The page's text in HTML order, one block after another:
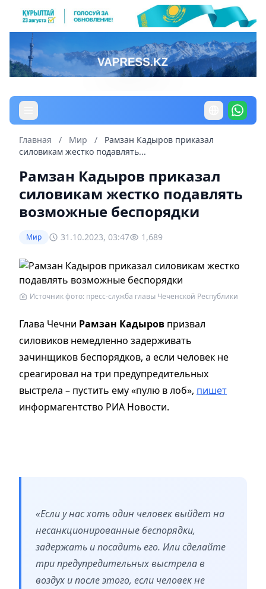
Главная / Мир /
Рамзан Кадыров приказал
силовикам жестко подавлять...
Рамзан Кадыров приказал
силовикам жестко подавлять
возможные беспорядки
Мир 31.10.2023, 03:47 1,689
Источник фото: пресс-служба главы Чеченской Республики
Глава Чечни Рамзан Кадыров призвал
силовиков немедленно задерживать
зачинщиков беспорядков, а если человек не
среагировал на три предупредительных
выстрела – пустить ему «пулю в лоб», пишет
информагентство РИА Новости.
«Если у нас хоть один человек выйдет на
несанкционированные беспорядки,
задержать и посадить его. Или сделайте
три предупредительных выстрела в
воздух и после этого, если человек не